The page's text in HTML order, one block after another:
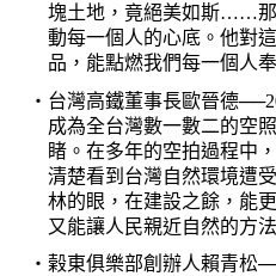
塊土地，竟絕美如斯……
動每一個人的心底。他對
品，能點燃我們每一個人
‧台灣高鐵董事長歐晉德──
成為全台灣數一數二的空
睹。在多年的空拍過程中
清楚看到台灣自然環境遭
林的眼，在建設之餘，能
又能讓人民親近自然的方
‧榖東俱樂部創辦人賴青松